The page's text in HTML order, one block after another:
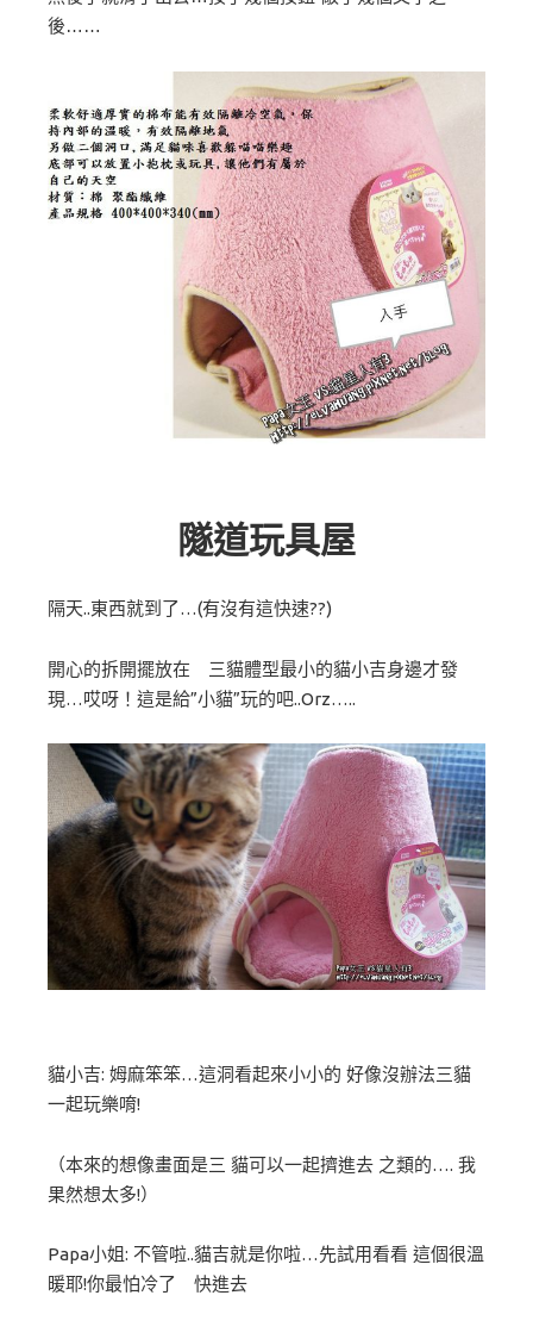
後……
隧道玩具屋
隔天..東西就到了…(有沒有這快速??)
開心的拆開擺放在 三貓體型最小的貓小吉身邊才發
現…哎呀！這是給”小貓”玩的吧..Orz…..
貓小吉: 姆麻笨笨…這洞看起來小小的 好像沒辦法三貓
一起玩樂唷!
（本來的想像畫面是三 貓可以一起擠進去 之類的…. 我
果然想太多!）
Papa小姐: 不管啦..貓吉就是你啦…先試用看看 這個很溫
暖耶!你最怕冷了 快進去